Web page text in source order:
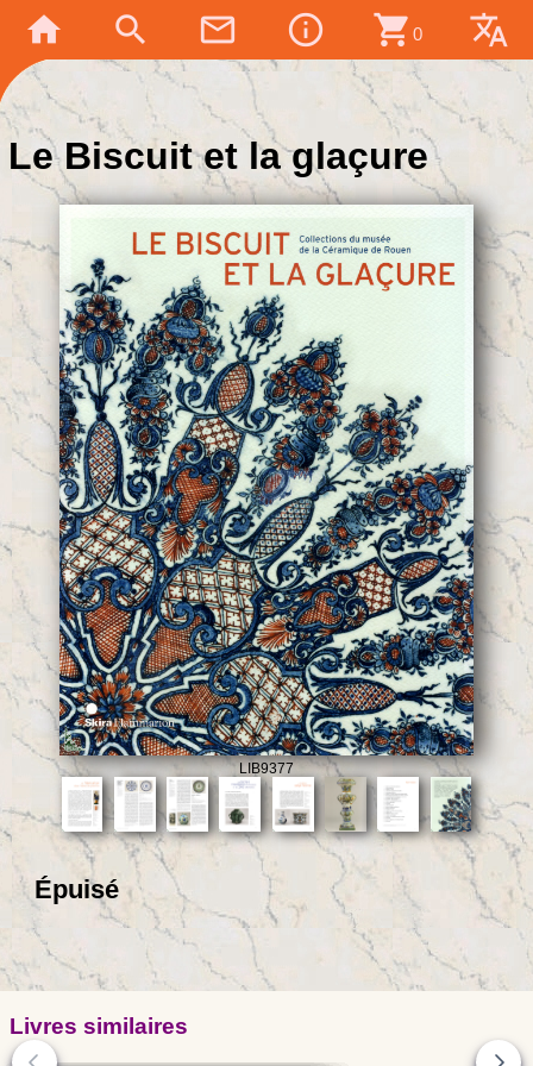
home search mail_outline info_outline shopping_cart 0 translate
Le Biscuit et la glaçure
LIB9377
Épuisé
Livres similaires